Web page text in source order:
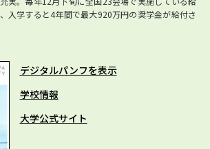
入学すると4年間で最大920万円の奨学金が給付さ
デジタルパンフを表示
学校情報
大学公式サイト